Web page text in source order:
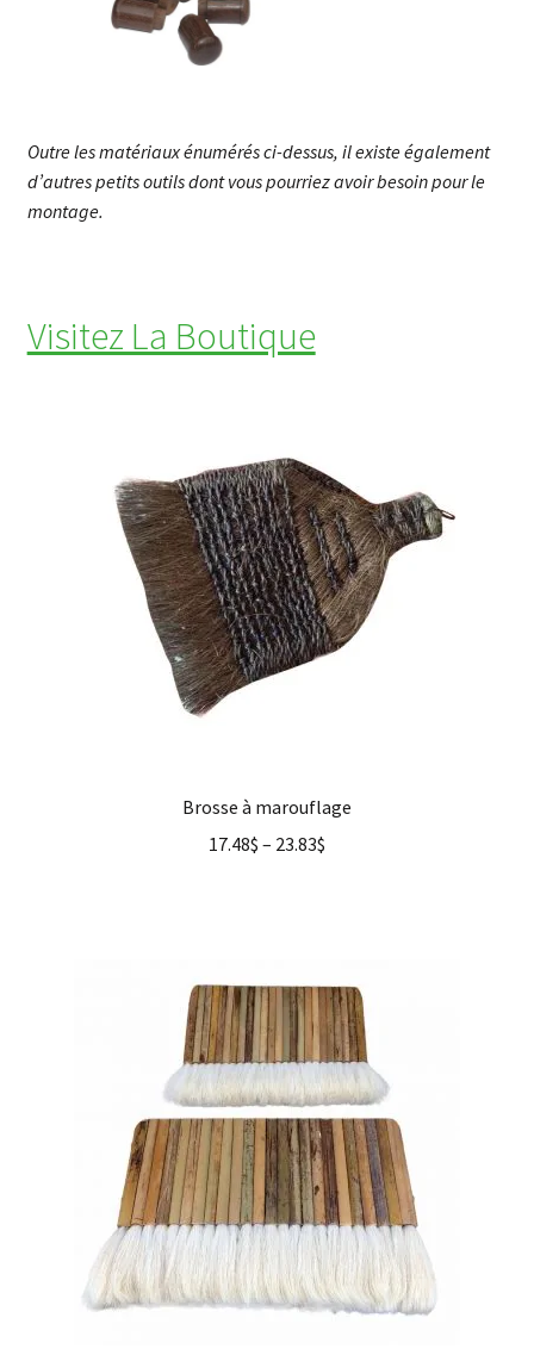
Outre les matériaux énumérés ci-dessus, il existe également
d’autres petits outils dont vous pourriez avoir besoin pour le
montage.
Visitez La Boutique
Brosse à marouflage
17.48$ – 23.83$